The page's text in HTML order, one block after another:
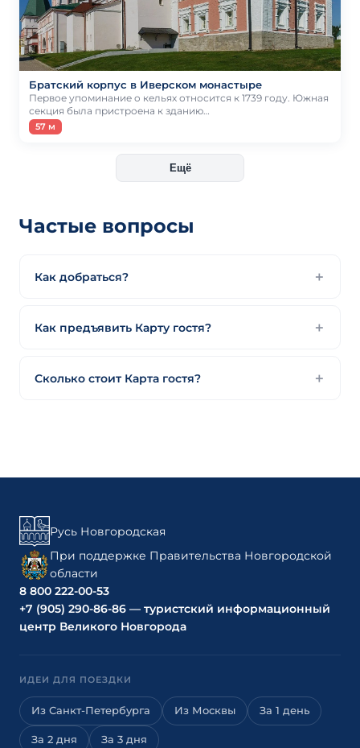
Братский корпус в Иверском монастыре
Первое упоминание о кельях относится к 1739 году. Южная
секция была пристроена к зданию…
57 м
Ещё
Частые вопросы
Как добраться?
Как предъявить Карту гостя?
Сколько стоит Карта гостя?
Русь Новгородская
При поддержке Правительства Новгородской
области
8 800 222-00-53
+7 (905) 290-86-86 — туристский информационный
центр Великого Новгорода
ИДЕИ ДЛЯ ПОЕЗДКИ
Из Санкт-Петербурга Из Москвы За 1 день
За 2 дня За 3 дня